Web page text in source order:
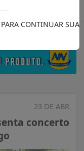
23 DE ABR
concerto
CONTINUAR SUA